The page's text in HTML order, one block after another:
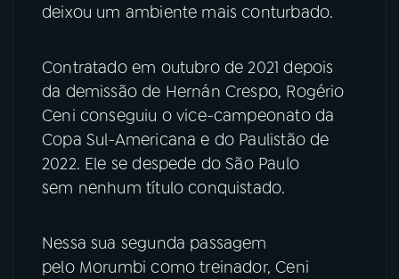
deixou um ambiente mais conturbado.
Contratado em outubro de 2021 depois
da demissão de Hernán Crespo, Rogério
Ceni conseguiu o vice-campeonato da
Copa Sul-Americana e do Paulistão de
2022. Ele se despede do São Paulo
sem nenhum título conquistado.
Nessa sua segunda passagem
pelo Morumbi como treinador, Ceni